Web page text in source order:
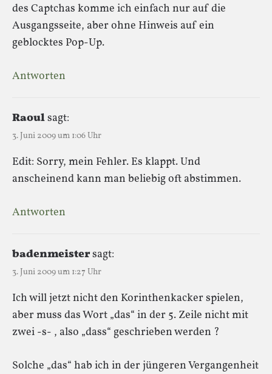
des Captchas komme ich einfach nur auf die
Ausgangsseite, aber ohne Hinweis auf ein
geblocktes Pop-Up.
Antworten
Raoulsagt:
3. Juni 2009 um 1:06 Uhr
Edit: Sorry, mein Fehler. Es klappt. Und
anscheinend kann man beliebig oft abstimmen.
Antworten
badenmeistersagt:
3. Juni 2009 um 1:27 Uhr
Ich will jetzt nicht den Korinthenkacker spielen,
aber muss das Wort „das“ in der 5. Zeile nicht mit
zwei -s- , also „dass“ geschrieben werden ?
Solche „das“ hab ich in der jüngeren Vergangenheit